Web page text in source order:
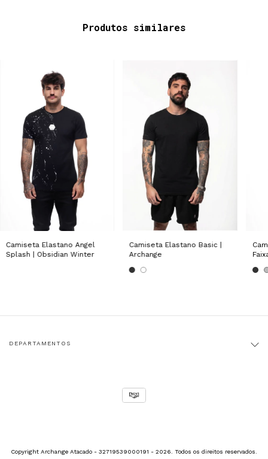
Produtos similares
Camiseta Elastano Angel
Splash | Obsidian Winter
Camiseta Elastano Basic |
Archange
DEPARTAMENTOS
Copyright Archange Atacado - 32719539000191 - 2026. Todos os direitos reservados.